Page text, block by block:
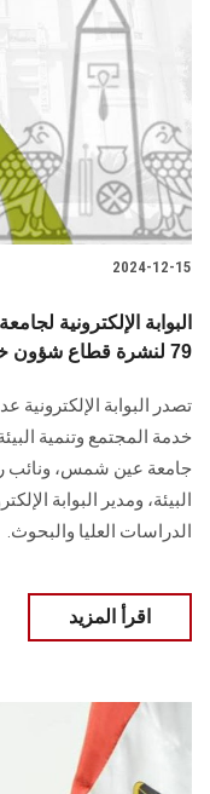
2024-12-15
البوابة الإلكترونية
79 لنشرة قطاع شؤون خدمة المجتمع وتنمية البيئة
جامعة عين شمس، ونائب
البيئة، و‏مدير البوابة
الدراسات العليا ‏والبحوث‎.‎
اقرأ المزيد